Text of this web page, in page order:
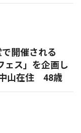
開催される
ェス」を企画し
山在住 48歳